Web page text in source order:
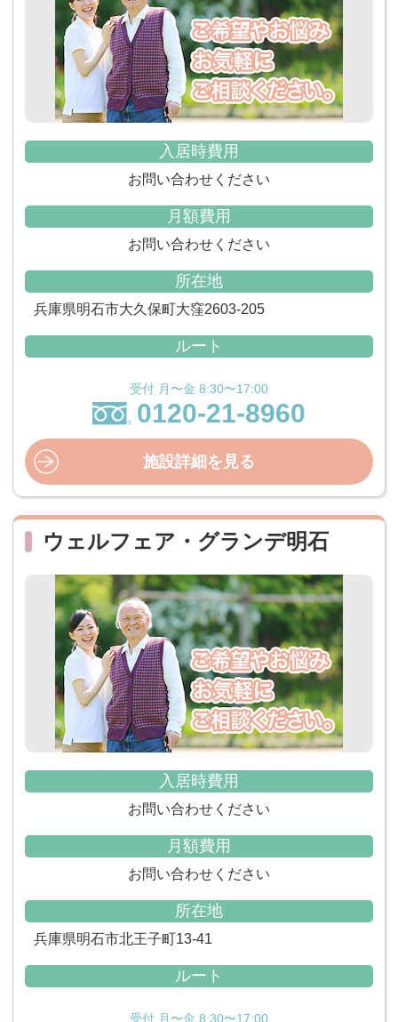
入居時費用
お問い合わせください
月額費用
お問い合わせください
所在地
兵庫県明石市大久保町大窪2603-205
ルート
受付 月〜金 8:30〜17:00
0120-21-8960
施設詳細を見る
ウェルフェア・グランデ明石
入居時費用
お問い合わせください
月額費用
お問い合わせください
所在地
兵庫県明石市北王子町13-41
ルート
受付 月〜金 8:30〜17:00